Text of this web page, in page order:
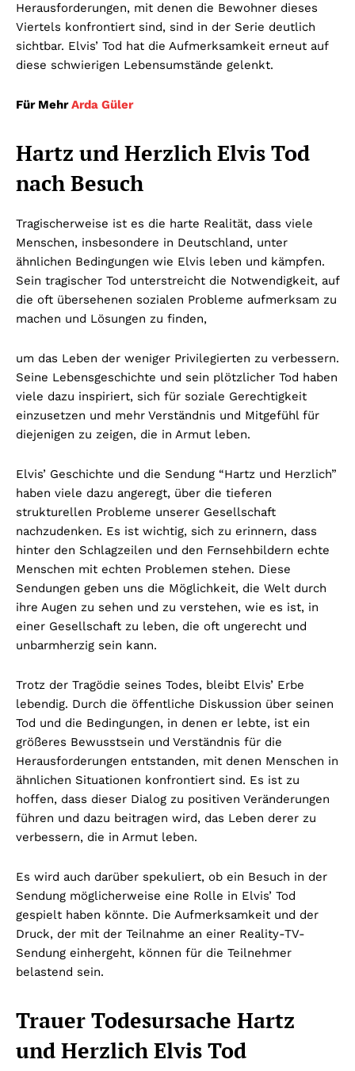
Herausforderungen, mit denen die Bewohner dieses
Viertels konfrontiert sind, sind in der Serie deutlich
sichtbar. Elvis’ Tod hat die Aufmerksamkeit erneut auf
diese schwierigen Lebensumstände gelenkt.
Für MehrArda Güler
Hartz und Herzlich Elvis Tod
nach Besuch
Tragischerweise ist es die harte Realität, dass viele
Menschen, insbesondere in Deutschland, unter
ähnlichen Bedingungen wie Elvis leben und kämpfen.
Sein tragischer Tod unterstreicht die Notwendigkeit, auf
die oft übersehenen sozialen Probleme aufmerksam zu
machen und Lösungen zu finden,
um das Leben der weniger Privilegierten zu verbessern.
Seine Lebensgeschichte und sein plötzlicher Tod haben
viele dazu inspiriert, sich für soziale Gerechtigkeit
einzusetzen und mehr Verständnis und Mitgefühl für
diejenigen zu zeigen, die in Armut leben.
Elvis’ Geschichte und die Sendung “Hartz und Herzlich”
haben viele dazu angeregt, über die tieferen
strukturellen Probleme unserer Gesellschaft
nachzudenken. Es ist wichtig, sich zu erinnern, dass
hinter den Schlagzeilen und den Fernsehbildern echte
Menschen mit echten Problemen stehen. Diese
Sendungen geben uns die Möglichkeit, die Welt durch
ihre Augen zu sehen und zu verstehen, wie es ist, in
einer Gesellschaft zu leben, die oft ungerecht und
unbarmherzig sein kann.
Trotz der Tragödie seines Todes, bleibt Elvis’ Erbe
lebendig. Durch die öffentliche Diskussion über seinen
Tod und die Bedingungen, in denen er lebte, ist ein
größeres Bewusstsein und Verständnis für die
Herausforderungen entstanden, mit denen Menschen in
ähnlichen Situationen konfrontiert sind. Es ist zu
hoffen, dass dieser Dialog zu positiven Veränderungen
führen und dazu beitragen wird, das Leben derer zu
verbessern, die in Armut leben.
Es wird auch darüber spekuliert, ob ein Besuch in der
Sendung möglicherweise eine Rolle in Elvis’ Tod
gespielt haben könnte. Die Aufmerksamkeit und der
Druck, der mit der Teilnahme an einer Reality-TV-
Sendung einhergeht, können für die Teilnehmer
belastend sein.
Trauer Todesursache Hartz
und Herzlich Elvis Tod